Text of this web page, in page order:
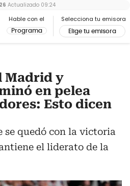
Hable con el
Programa
Selecciona tu emisora
Elige tu emisora
Actualizado 09:24
Madrid y
en pelea
Esto dicen
se quedó con la victoria
el liderato de la